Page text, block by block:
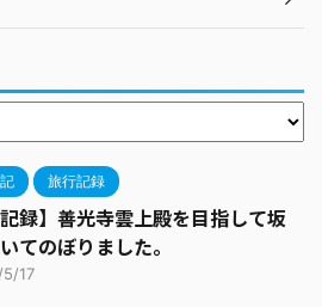
旅行記録
記録】善光寺雲上殿を目指して坂
てのぼりました。
17